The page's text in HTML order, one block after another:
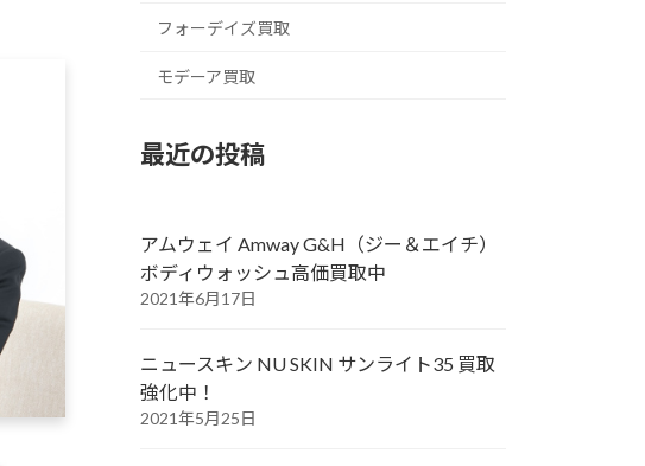
フォーデイズ買取
モデーア買取
最近の投稿
アムウェイ Amway G&H（ジー＆エイチ）
ボディウォッシュ高価買取中
2021年6月17日
ニュースキン NU SKIN サンライト35 買取
強化中！
2021年5月25日